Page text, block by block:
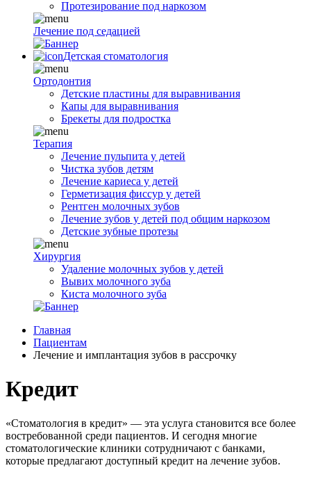
Протезирование под наркозом
Лечение под седацией
Детская стоматология
Ортодонтия
Детские пластины для выравнивания
Капы для выравнивания
Брекеты для подростка
Терапия
Лечение пульпита у детей
Чистка зубов детям
Лечение кариеса у детей
Герметизация фиссур у детей
Рентген молочных зубов
Лечение зубов у детей под общим наркозом
Детские зубные протезы
Хирургия
Удаление молочных зубов у детей
Вывих молочного зуба
Киста молочного зуба
Главная
Пациентам
Лечение и имплантация зубов в рассрочку
Кредит
«Стоматология в кредит» — эта услуга становится все более
востребованной среди пациентов. И сегодня многие
стоматологические клиники сотрудничают с банками,
которые предлагают доступный кредит на лечение зубов.